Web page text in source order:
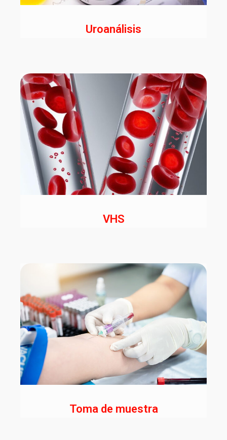
Uroanálisis
VHS
Toma de muestra